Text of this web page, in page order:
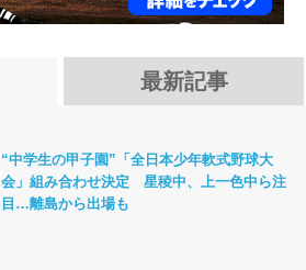
最新記事
“中学生の甲子園”「全日本少年軟式野球大
会」組み合わせ決定 星稜中、上一色中ら注
目…離島から出場も